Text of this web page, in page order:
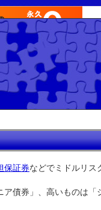
保証券などでミドルリス
ア債券」、高いものは「